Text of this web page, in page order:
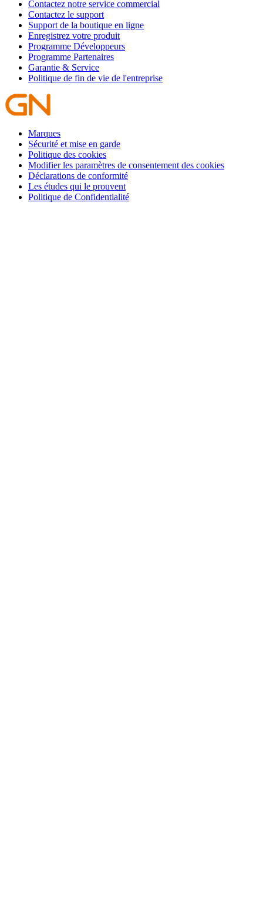
Contactez notre service commercial
Contactez le support
Support de la boutique en ligne
Enregistrez votre produit
Programme Développeurs
Programme Partenaires
Garantie & Service
Politique de fin de vie de l'entreprise
Marques
Sécurité et mise en garde
Politique des cookies
Modifier les paramètres de consentement des cookies
Déclarations de conformité
Les études qui le prouvent
Politique de Confidentialité